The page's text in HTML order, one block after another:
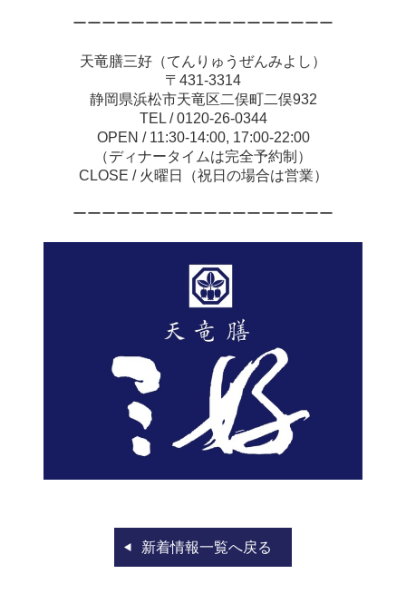
ーーーーーーーーーーーーーーーーーー
天竜膳三好（てんりゅうぜんみよし）
〒431-3314
静岡県浜松市天竜区二俣町二俣932
TEL / 0120-26-0344
OPEN / 11:30-14:00, 17:00-22:00
（ディナータイムは完全予約制）
CLOSE / 火曜日（祝日の場合は営業）
ーーーーーーーーーーーーーーーーーー
新着情報一覧へ戻る